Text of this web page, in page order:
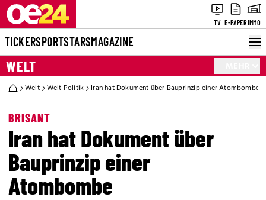
TV E-PAPERIMMO
TICKERSPORTSTARSMAGAZINE
WELT
Welt Welt Politik Iran hat Dokument über Bauprinzip einer Atombombe
BRISANT
Iran hat Dokument über
Bauprinzip einer
Atombombe